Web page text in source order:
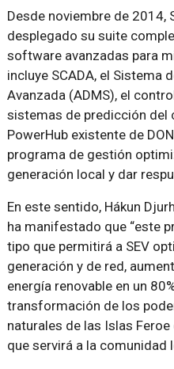
Desde noviembre de 2014,
desplegado su suite
software avanzadas para
incluye SCADA, el Sistema
Avanzada (ADMS), el
sistemas de predicción del
PowerHub existente de
programa de gestión
generación local y dar
En este sentido, Hákun
ha manifestado que este
tipo que permitirá a SEV
generación y de red,
energía renovable en un
transformación de los
naturales de las Islas
que servirá a la comunidad